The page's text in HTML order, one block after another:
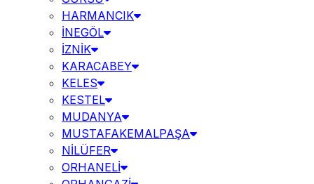
HARMANCIK
İNEGÖL
İZNİK
KARACABEY
KELES
KESTEL
MUDANYA
MUSTAFAKEMALPAŞA
NİLÜFER
ORHANELİ